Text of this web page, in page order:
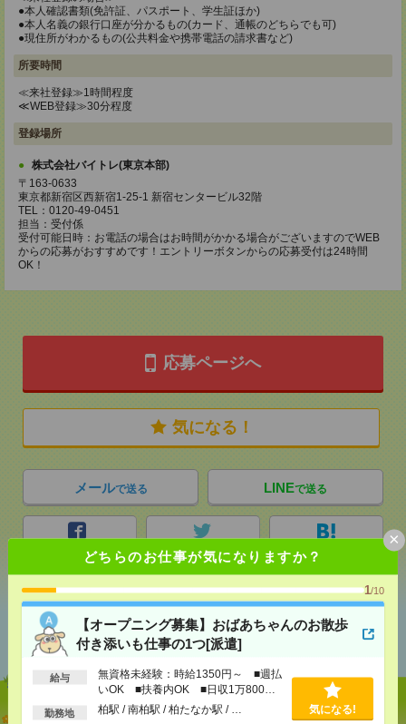
どちらのお仕事が気になりますか？
1/10
【オープニング募集】おばあちゃんのお散歩
付き添いも仕事の1つ[派遣]
給与
無資格未経験：時給1350円～ ■週払
いOK ■扶養内OK ■日収1万800円
以上
勤務地 柏駅 / 南柏駅 / 柏たなか駅 / … 気になる!
×
●本人確認書類(免許証、パスポート、学生証ほか)
●本人名義の銀行口座が分かるもの(カード、通帳のどちらでも可)
●現住所がわかるもの(公共料金や携帯電話の請求書など)
所要時間
≪来社登録≫1時間程度
≪WEB登録≫30分程度
登録場所
株式会社バイトレ(東京本部)
〒163-0633
東京都新宿区西新宿1-25-1 新宿センタービル32階
TEL：0120-49-0451
担当：受付係
受付可能日時：お電話の場合はお時間がかかる場合がございますのでWEB
からの応募がおすすめです！エントリーボタンからの応募受付は24時間
OK！
応募ページへ
気になる！
メールで送る LINEで送る
シェア ツイート ブックマーク
あなたの閲覧履歴からの
おすすめ
【オープニング募集】おばあちゃんのお散歩付き添